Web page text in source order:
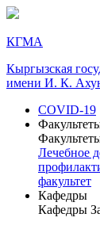
КГМА
Кыргызская
имени И. К.
COVID-19
Лечебное
факультет
Кафедры
Кафедры